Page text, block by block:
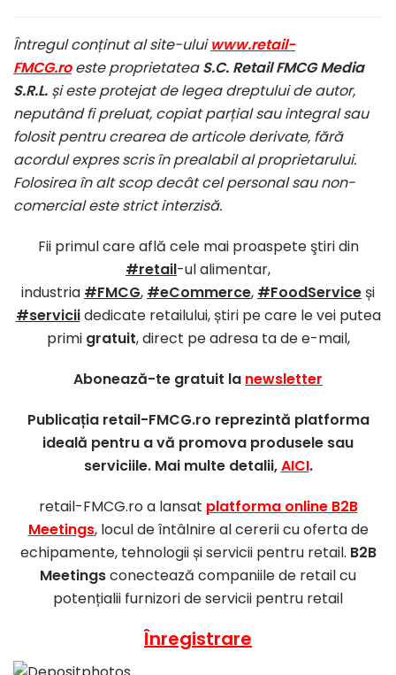
Întregul conținut al site-uluiwww.retail-
FMCG.roeste proprietateaS.C. Retail FMCG Media
S.R.L. și este protejat de legea dreptului de autor,
neputând fi preluat, copiat parțial sau integral sau
folosit pentru crearea de articole derivate, fără
acordul expres scris în prealabil al proprietarului.
Folosirea în alt scop decât cel personal sau non-
comercial este strict interzisă.
Fii primul care află cele mai proaspete ştiri din
#retail-ul alimentar,
industria #FMCG, #eCommerce, #FoodServiceși
#serviciidedicate retailului, știri pe care le vei putea
primi gratuit, direct pe adresa ta de e-mail,
Abonează-te gratuit la newsletter
Publicația retail-FMCG.ro reprezintă platforma
ideală pentru a vă promova produsele sau
serviciile. Mai multe detalii,AICI.
retail-FMCG.ro a lansat platforma online B2B
Meetings, locul de întâlnire al cererii cu oferta de
echipamente, tehnologii și servicii pentru retail. B2B
Meetingsconectează companiile de retail cu
potențialii furnizori de servicii pentru retail
Înregistrare